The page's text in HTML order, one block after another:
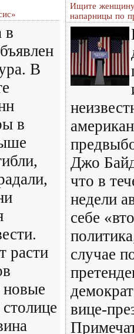
в
В
в
расти
новые
Ищите
напарницы по
Джо
что в
недели
себе
случае
вице-